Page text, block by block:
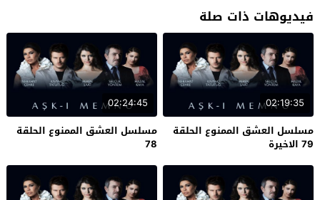
فيديوهات ذات صلة
02:19:35
مسلسل العشق الممنوع الحلقة
79 الاخيرة
02:24:45
مسلسل العشق الممنوع الحلقة
78